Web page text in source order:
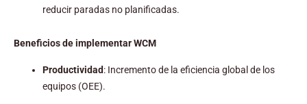
reducir paradas no planificadas.
Beneficios de implementar WCM
Productividad: Incremento de la eficiencia global de los
equipos (OEE).